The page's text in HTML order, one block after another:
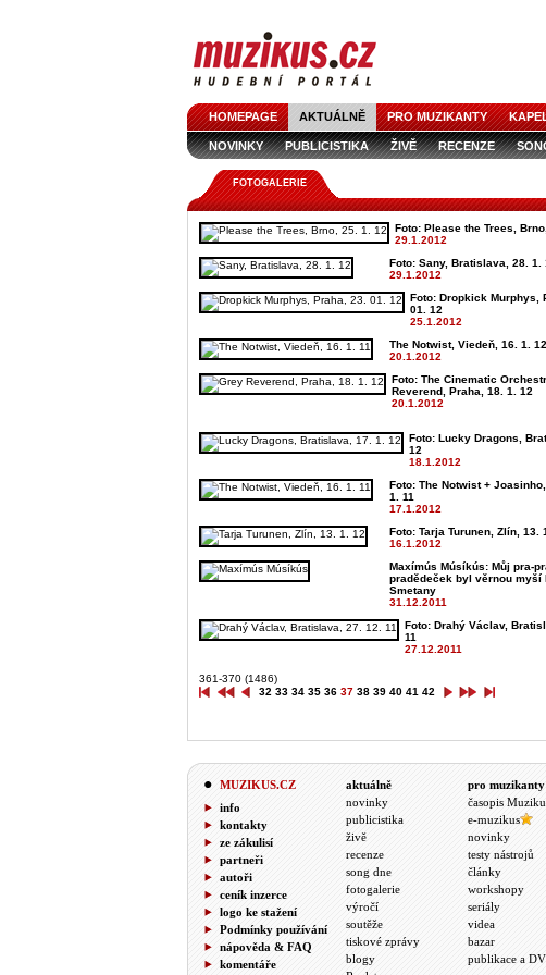
HOMEPAGE AKTUÁLNĚ PRO MUZIKANTY
NOVINKY PUBLICISTIKA ŽIVĚ RECENZE
FOTOGALERIE
Foto: Please the Trees,
29.1.2012
Foto: Sany, Bratislava, 28. 1.
29.1.2012
Foto: Dropkick Murphys,
01. 12
25.1.2012
The Notwist, Viedeň, 16. 1. 12
20.1.2012
Foto: The Cinematic
Reverend, Praha, 18. 1. 12
20.1.2012
Foto: Lucky Dragons,
12
18.1.2012
Foto: The Notwist +
1. 11
17.1.2012
Foto: Tarja Turunen, Zlín, 13.
16.1.2012
Maxímús Músíkús: Můj pra-
pradědeček byl věrnou myší
Smetany
31.12.2011
Foto: Drahý Václav,
11
27.12.2011
361-370 (1486)
32 33 34 35 36 37 38 39 40 41 42
MUZIKUS.CZ
info
kontakty
ze zákulisí
partneři
autoři
ceník inzerce
logo ke stažení
Podmínky používání
nápověda & FAQ
komentáře
aktuálně
novinky
publicistika
živě
recenze
song dne
fotogalerie
výročí
soutěže
tiskové zprávy
blogy
pro muzikanty
časopis
e-muzikus
novinky
testy nástrojů
články
workshopy
seriály
videa
bazar
publikace a